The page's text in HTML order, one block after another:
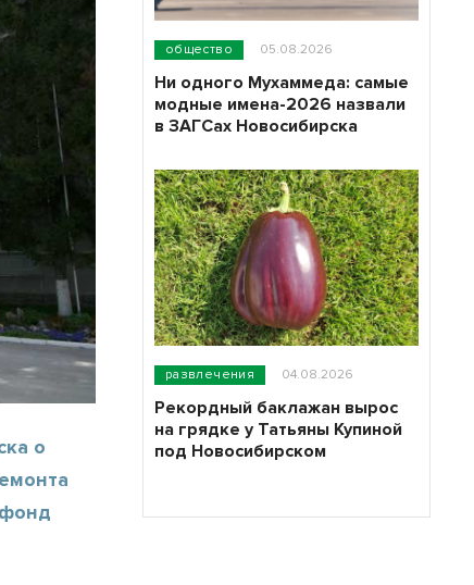
о
общество 05.08.2026
Ни одного Мухаммеда: самые
модные имена-2026 назвали
в ЗАГСах Новосибирска
развлечения 04.08.2026
Рекордный баклажан вырос
на грядке у Татьяны Купиной
под Новосибирском